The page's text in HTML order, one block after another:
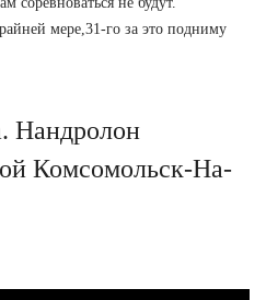
мере,31-го за это подниму
Нандролон
Комсомольск-На-